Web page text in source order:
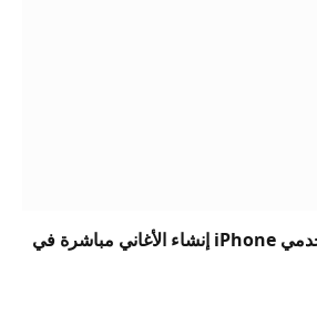
يتيح Suno الآن لمستخدمي iPhone إنشاء الأغاني مباشرة في